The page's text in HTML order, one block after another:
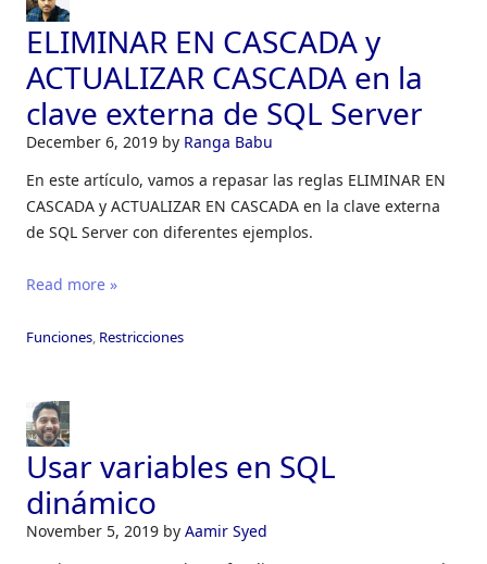
ELIMINAR EN CASCADA y
ACTUALIZAR CASCADA en la
clave externa de SQL Server
December 6, 2019 by Ranga Babu
En este artículo, vamos a repasar las reglas ELIMINAR EN
CASCADA y ACTUALIZAR EN CASCADA en la clave externa
de SQL Server con diferentes ejemplos.
Read more »
Funciones, Restricciones
Usar variables en SQL
dinámico
November 5, 2019 by Aamir Syed